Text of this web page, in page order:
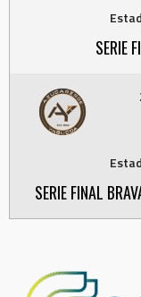
SERIE
SERIE FINAL